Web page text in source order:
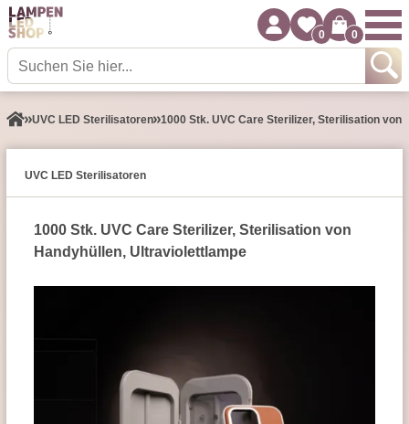
0 0
UVC LED Sterilisatoren 1000 Stk. UVC Care Sterilizer, Sterilisation von
UVC LED Sterilisatoren
1000 Stk. UVC Care Sterilizer, Sterilisation von
Handyhüllen, Ultraviolettlampe